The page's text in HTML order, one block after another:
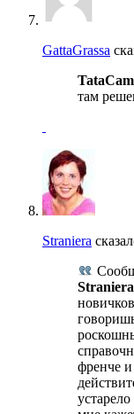
GattaGrassa
TataCam
там
Straniera
Straniera
френче